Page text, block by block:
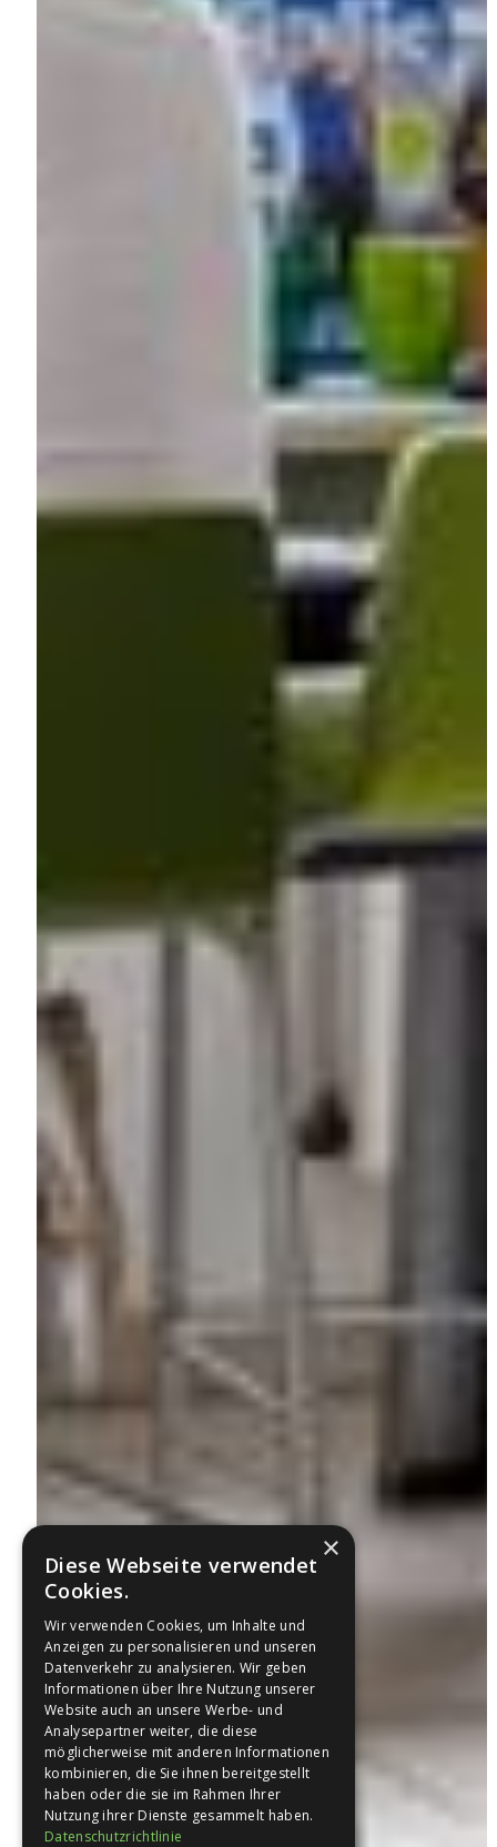
×
Diese Webseite verwendet
Cookies.
Wir verwenden Cookies, um Inhalte und
Anzeigen zu personalisieren und unseren
Datenverkehr zu analysieren. Wir geben
Informationen über Ihre Nutzung unserer
Website auch an unsere Werbe- und
Analysepartner weiter, die diese
möglicherweise mit anderen Informationen
kombinieren, die Sie ihnen bereitgestellt
haben oder die sie im Rahmen Ihrer
Nutzung ihrer Dienste gesammelt haben.
Datenschutzrichtlinie